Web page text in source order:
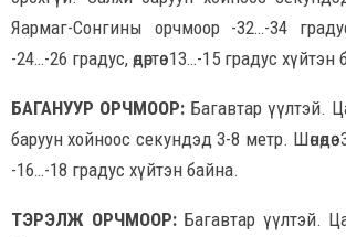
Яармаг-Сонгины орчмоор -32…-34
-24…-26 градус, өдөртөө -13…-15 градус хүйтэн
БАГАНУУР ОРЧМООР: Багавтар үүлтэй.
баруун хойноос секундэд 3-8 метр. Шөнөдөө -
-16…-18 градус хүйтэн байна.
ТЭРЭЛЖ ОРЧМООР: Багавтар үүлтэй.